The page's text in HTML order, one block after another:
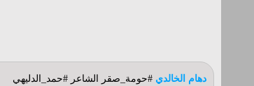
دهام الخالدي #حومة_صقر الشاعر #حمد_الدليهي